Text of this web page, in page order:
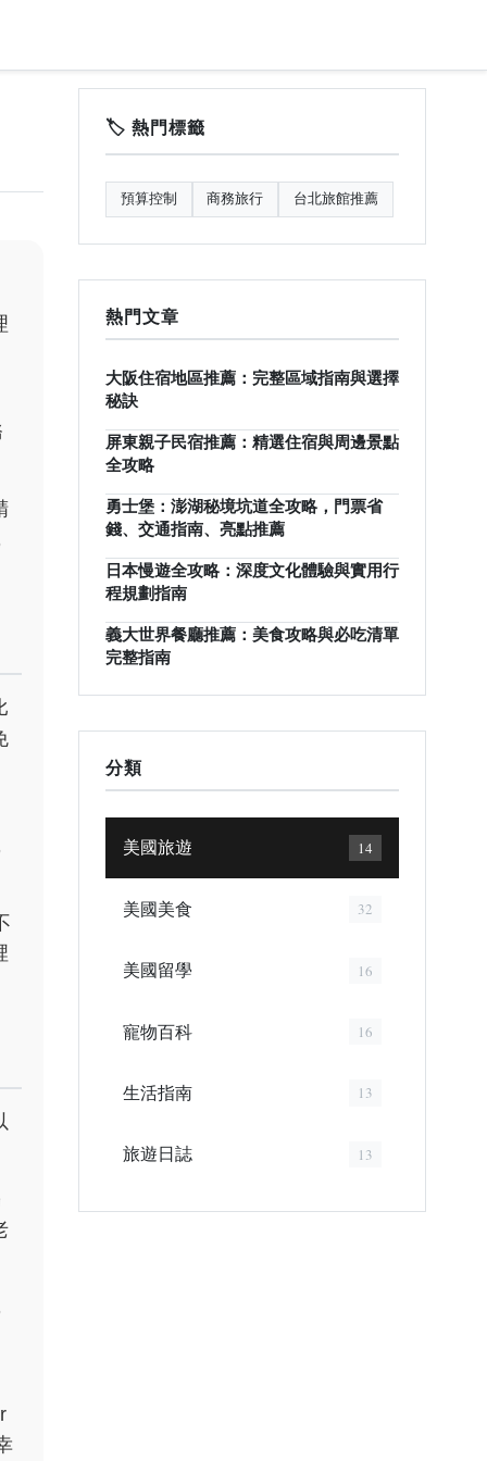
🏷️ 熱門標籤
預算控制 商務旅行 台北旅館推薦
熱門文章
大阪住宿地區推薦：完整區域指南與選擇
秘訣
屏東親子民宿推薦：精選住宿與周邊景點
全攻略
勇士堡：澎湖秘境坑道全攻略，門票省
錢、交通指南、亮點推薦
日本慢遊全攻略：深度文化體驗與實用行
程規劃指南
義大世界餐廳推薦：美食攻略與必吃清單
完整指南
分類
美國旅遊 14
美國美食 32
美國留學 16
寵物百科 16
生活指南 13
旅遊日誌 13